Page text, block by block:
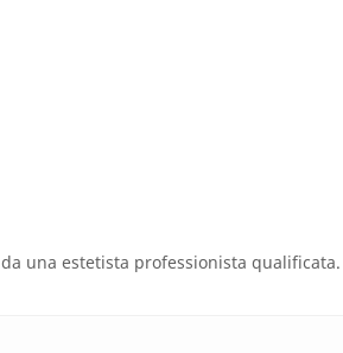
da una estetista professionista qualificata.